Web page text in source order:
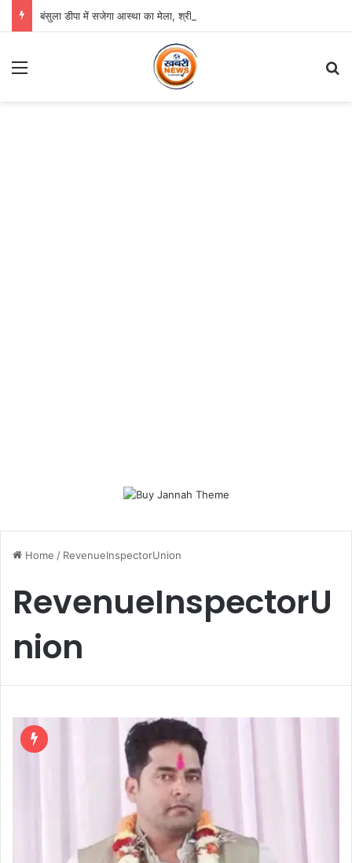
बंसुला डीपा में सजेगा आस्था का मेला, श्री जगन्नाथ झूलन रथयात्रा कल से
Home / RevenueInspectorUnion
RevenueInspectorU
nion